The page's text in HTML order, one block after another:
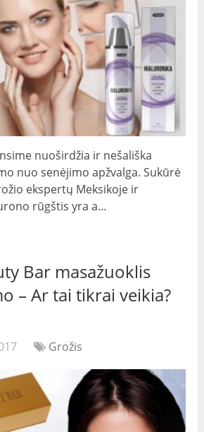
nuoširdžia ir nešališka
nuo senėjimo apžvalga. Sukūrė
ekspertų Meksikoje ir
rūgštis yra a…
Bar masažuoklis
– Ar tai tikrai veikia?
Grožis